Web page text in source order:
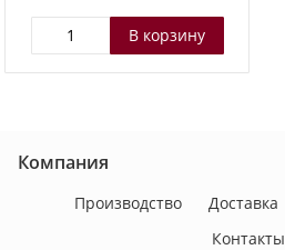
Компания
Производство Доставка
Контакты